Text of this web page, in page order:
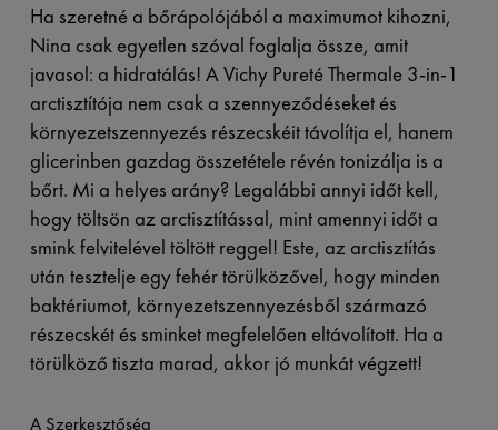
Ha szeretné a bőrápolójából a maximumot kihozni,
Nina csak egyetlen szóval foglalja össze, amit
javasol: a hidratálás! AVichy Pureté Thermale 3-in-1
arctisztítója nem csak a szennyeződéseket és
környezetszennyezés részecskéit távolítja el, hanem
glicerinben gazdag összetétele révén tonizálja is a
bőrt. Mi a helyes arány? Legalábbi annyi időt kell,
hogy töltsön az arctisztítással, mint amennyi időt a
smink felvitelével töltött reggel! Este, az arctisztítás
után tesztelje egy fehér törülközővel, hogy minden
baktériumot, környezetszennyezésből származó
részecskét és sminket megfelelően eltávolított. Ha a
törülköző tiszta marad, akkor jó munkát végzett!
A Szerkesztőség